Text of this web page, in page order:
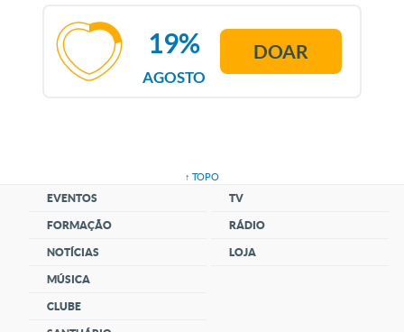
AGOSTO
19% DOAR
↑ TOPO
EVENTOS
FORMAÇÃO
NOTÍCIAS
MÚSICA
CLUBE
TV
RÁDIO
LOJA